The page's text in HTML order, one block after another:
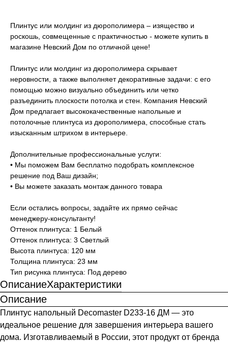
Плинтус или молдинг из дюрополимера – изящество и
роскошь, совмещенные с практичностью - можете купить в
магазине Невский Дом по отличной цене!
Плинтус или молдинг из дюрополимера скрывает
неровности, а также выполняет декоративные задачи: с его
помощью можно визуально объединить или четко
разъединить плоскости потолка и стен. Компания Невский
Дом предлагает высококачественные напольные и
потолочные плинтуса из дюрополимера, способные стать
изысканным штрихом в интерьере.
Дополнительные профессиональные услуги:
• Мы поможем Вам бесплатно подобрать комплексное
решение под Ваш дизайн;
• Вы можете заказать монтаж данного товара
Если остались вопросы, задайте их прямо сейчас
менеджеру-консультанту!
Оттенок плинтуса: 1 Белый
Оттенок плинтуса: 3 Светлый
Высота плинтуса: 120 мм
Толщина плинтуса: 23 мм
Тип рисунка плинтуса: Под дерево
ОписаниеХарактеристики
Описание
Плинтус напольный Decomaster D233-16 ДМ — это
идеальное решение для завершения интерьера вашего
дома. Изготавливаемый в России, этот продукт от бренда